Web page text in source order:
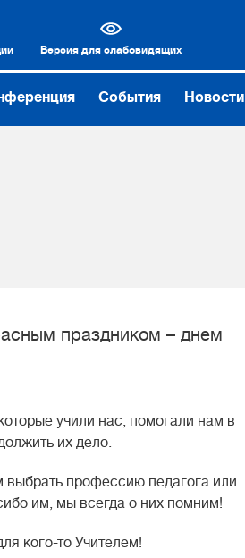
Версия для слабовидящих
События Новости
праздником – днем
учили нас, помогали нам в
их дело.
выбрать профессию педагога или
им, мы всегда о них помним!
кого-то Учителем!